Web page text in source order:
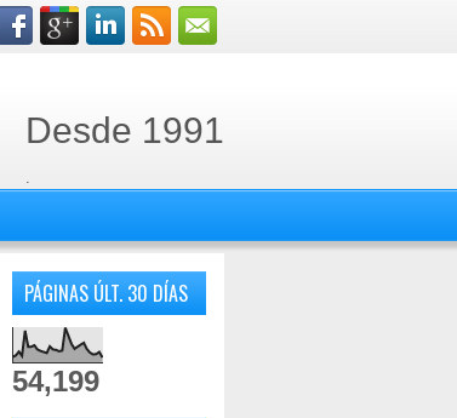
Desde 1991
PÁGINAS ÚLT. 30 DÍAS
54,199